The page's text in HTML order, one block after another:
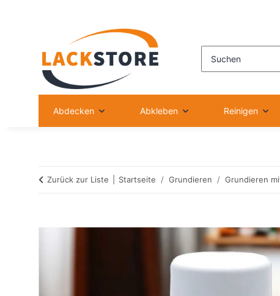
Abdecken Abkleben Reinigen
Zurück zur Liste Startseite Grundieren Grundieren